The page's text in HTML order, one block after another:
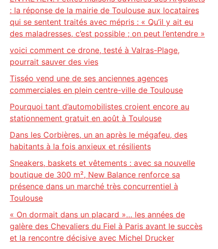
: la réponse de la mairie de Toulouse aux locataires
qui se sentent traités avec mépris : « Qu’il y ait eu
des maladresses, c’est possible ; on peut l’entendre »
voici comment ce drone, testé à Valras-Plage,
pourrait sauver des vies
Tisséo vend une de ses anciennes agences
commerciales en plein centre-ville de Toulouse
Pourquoi tant d’automobilistes croient encore au
stationnement gratuit en août à Toulouse
Dans les Corbières, un an après le mégafeu, des
habitants à la fois anxieux et résilients
Sneakers, baskets et vêtements : avec sa nouvelle
boutique de 300 m², New Balance renforce sa
présence dans un marché très concurrentiel à
Toulouse
« On dormait dans un placard »… les années de
galère des Chevaliers du Fiel à Paris avant le succès
et la rencontre décisive avec Michel Drucker